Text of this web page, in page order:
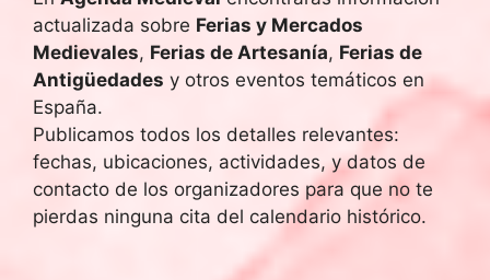
actualizada sobre Ferias y Mercados
Medievales, Ferias de Artesanía, Ferias de
Antigüedades y otros eventos temáticos en
España.
Publicamos todos los detalles relevantes:
fechas, ubicaciones, actividades, y datos de
contacto de los organizadores para que no te
pierdas ninguna cita del calendario histórico.